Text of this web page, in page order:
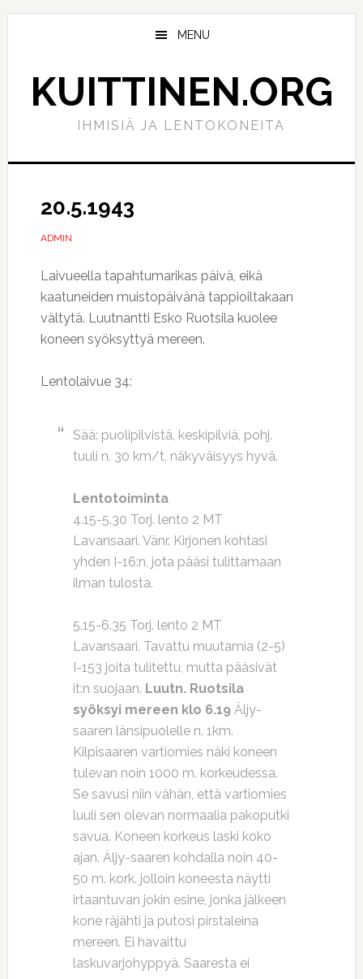
Hyppää
Hyppää
MENU
KUITTINEN.ORG
IHMISIÄ JA LENTOKONEITA
20.5.1943
ADMIN
Laivueella tapahtumarikas päivä, eikä
kaatuneiden muistopäivänä tappioiltakaan
vältytä. Luutnantti Esko Ruotsila kuolee
koneen syöksyttyä mereen.
Lentolaivue 34:
Sää: puolipilvistä, keskipilviä, pohj.
tuuli n. 30 km/t, näkyväisyys hyvä.
Lentotoiminta
4.15-5.30 Torj. lento 2 MT
Lavansaari. Vänr. Kirjonen kohtasi
yhden I-16:n, jota pääsi tulittamaan
ilman tulosta.
5.15-6.35 Torj. lento 2 MT
Lavansaari. Tavattu muutamia (2-5)
I-153 joita tulitettu, mutta pääsivät
it:n suojaan. Luutn. Ruotsila
syöksyi mereen klo 6.19 Äljy-
saaren länsipuolelle n. 1km.
Kilpisaaren vartiomies näki koneen
tulevan noin 1000 m. korkeudessa.
Se savusi niin vähän, että vartiomies
luuli sen olevan normaalia pakoputki
savua. Koneen korkeus laski koko
ajan. Äljy-saaren kohdalla noin 40-
50 m. kork. jolloin koneesta näytti
irtaantuvan jokin esine, jonka jälkeen
kone räjähti ja putosi pirstaleina
mereen. Ei havaittu
laskuvarjohyppyä. Saaresta ei